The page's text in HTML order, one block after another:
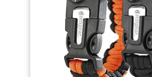
- Ce kit de survie ultime
vous avez besoin pour
blessures mineures dans
pratique. HAUTE QUALITÉ -
d'équipements de plein air
vous, c'est pourquoi nous ne
produits de la plus haute